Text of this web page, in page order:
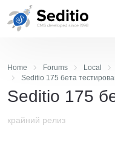
Home Forums Local
Seditio 175 бета
Seditio 175
крайний релиз